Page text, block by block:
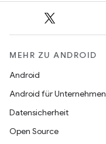
MEHR ZU ANDROID
Android
Android für Unternehmen
Datensicherheit
Open Source